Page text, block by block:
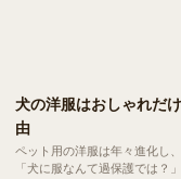
犬の洋服はおしゃれだ
由
ペット用の洋服は年々進化し
「犬に服なんて過保護では？